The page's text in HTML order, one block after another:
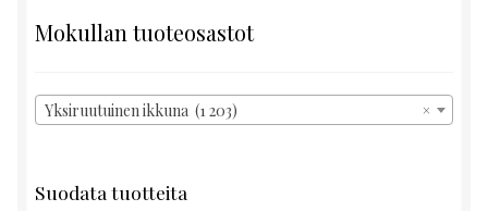
Mokullan tuoteosastot
×
Yksiruutuinen ikkuna (1 203)
Suodata tuotteita